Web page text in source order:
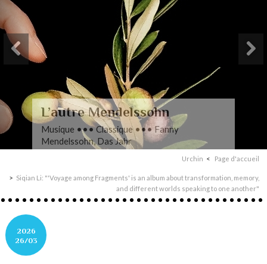
L’autre Mendelssohn
Musique ••• Classique ••• Fanny
Mendelssohn, Das Jahr
Urchin Page d'accueil
Siqian Li: "'Voyage among Fragments' is an album about transformation, memory,
and different worlds speaking to one another"
2026
26/03